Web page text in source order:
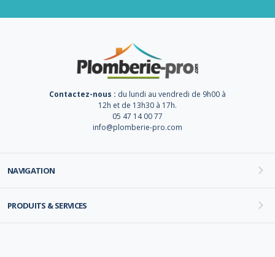
Contactez-nous : du lundi au vendredi de 9h00 à
12h et de 13h30 à 17h.
05 47 14 00 77
info@plomberie-pro.com
NAVIGATION
PRODUITS & SERVICES